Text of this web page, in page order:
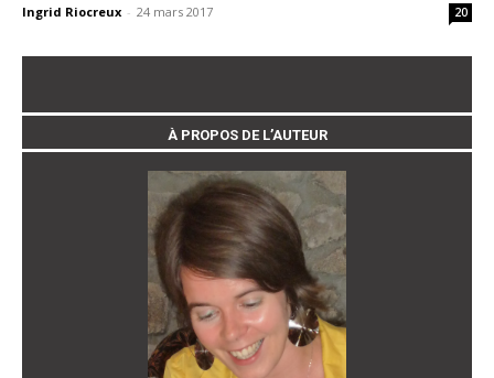
Ingrid Riocreux - 24 mars 2017 20
À PROPOS DE L’AUTEUR